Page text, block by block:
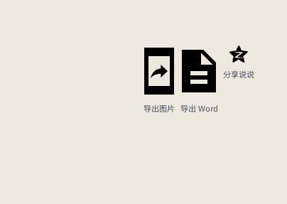
导出图片 导出 Word
分享说说